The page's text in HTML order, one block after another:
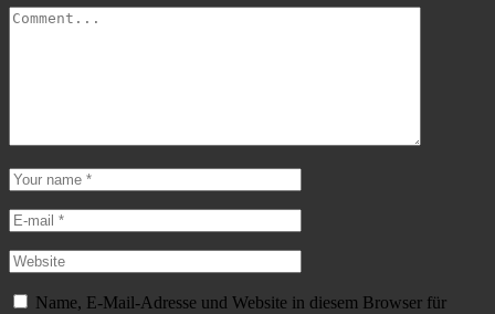
Name, E-Mail-Adresse und Website in diesem Browser für